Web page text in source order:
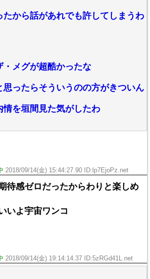
たから話があれでも許してしまうわ
・メグが超酷かったな
思ったらそういうのの方がきついん
情を垣間見た気がしたわ
2018/09/14(金) 15:44:27.90 ID:lp7EjoPz.net
待感ゼロだったからわりと楽しめ
いよ宇宙ワンコ
2018/09/14(金) 19:14:14.37 ID:5zRGd41L.net